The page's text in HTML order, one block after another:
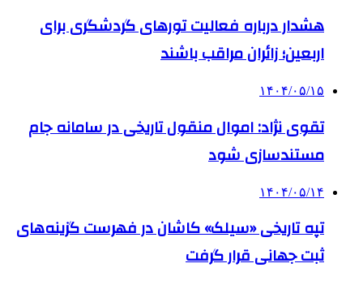
هشدار درباره فعالیت تورهای گردشگری برای
اربعین؛ زائران مراقب باشند
۱۴۰۴/۰۵/۱۵
تقوی نژاد: اموال منقول تاریخی در سامانه جام
مستندسازی شود
۱۴۰۴/۰۵/۱۴
تپه تاریخی «سیلک» کاشان در فهرست گزینه‌های
ثبت جهانی قرار گرفت